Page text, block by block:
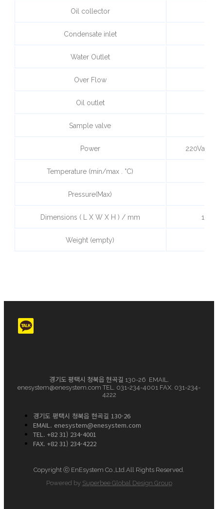
Oil collector
Condensate inlet
Water Outlet
Over Flow
Oil outlet
Sample valve
Power 220Vac/
Temperature (min/max . °C)
Pressure(Max)
Dimensions ( L X W X H ) / mm
Weight (empty)
경기도 평택시 청북읍 현곡길 130-26 EMAIL.
enesystem@enesystem.com TEL. 031-234-4001 FAX. 031-234-
4222
경기도 평택시 청북읍 현곡길 130-26
EMAIL. enesystem@enesystem.com
TEL. +82 31) 234-4001
FAX. +82 31) 234-4222
Copyright ⓒ EnEsystem Co.,Ltd.All Rights Reserved.
Powered by Superbee Global Design Group